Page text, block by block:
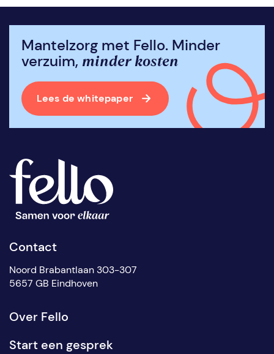
Mantelzorg met Fello. Minder
verzuim, minder kosten
Lees de whitepaper
Contact
Noord Brabantlaan 303-307
5657 GB Eindhoven
Over Fello
Start een gesprek